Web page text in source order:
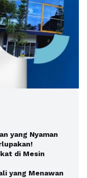
yang Nyaman
di Mesin
yang Menawan